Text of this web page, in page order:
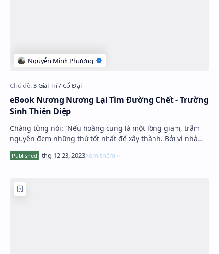
eBook Nương Nương Lại Tìm Đường Chết - Trường
Sinh Thiên Diệp
Chàng từng nói: “Nếu hoàng cung là một lồng giam, trẫm
nguyện đem những thứ tốt nhất để xây thành. Bởi vì nhà